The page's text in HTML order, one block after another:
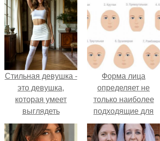
Стильная девушка -
это девушка,
которая умеет
выглядеть
привлекательно и
элегантно в любои
Форма лица
определяет не
только наиболее
подходящие для
вас брови, но также
диктует выбор